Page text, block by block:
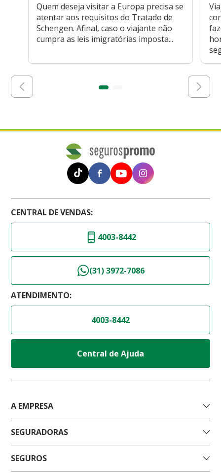
Quem deseja visitar a Europa precisa se
atentar aos requisitos do Tratado de
Schengen. Afinal, caso o viajante não
cumpra as leis imigratórias imposta...
CENTRAL DE VENDAS:
4003-8442
(31) 3972-7086
ATENDIMENTO:
4003-8442
Central de Ajuda
A EMPRESA
SEGURADORAS
SEGUROS